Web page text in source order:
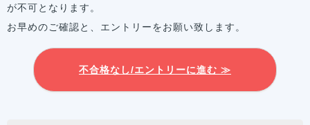
が不可となります。
お早めのご確認と、エントリーをお願い致します。
不合格なし/エントリーに進む ≫